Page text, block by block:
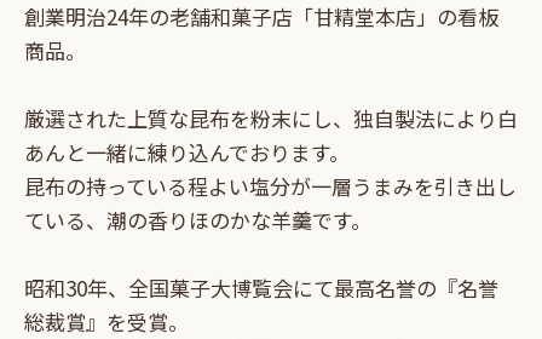
創業明治24年の老舗和菓子店「甘精堂本店」の看板
商品。
厳選された上質な昆布を粉末にし、独自製法により白
あんと一緒に練り込んでおります。
昆布の持っている程よい塩分が一層うまみを引き出し
ている、潮の香りほのかな羊羹です。
昭和30年、全国菓子大博覧会にて最高名誉の『名誉
総裁賞』を受賞。